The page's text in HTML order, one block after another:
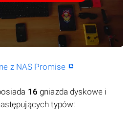
z NAS Promise
16 gniazda dyskowe i
typów: